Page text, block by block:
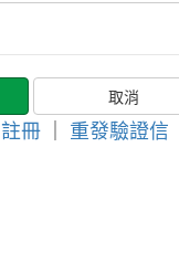
註冊 ｜ 重發驗證信